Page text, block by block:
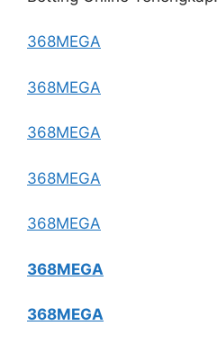
368MEGA
368MEGA
368MEGA
368MEGA
368MEGA
368MEGA
368MEGA